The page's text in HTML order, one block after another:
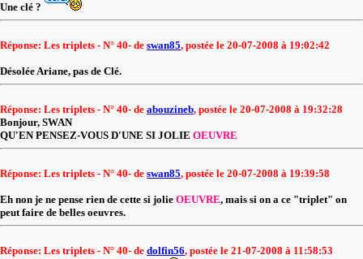
Une clé ?
Réponse: Les triplets - N° 40- de swan85, postée le 20-07-2008 à 19:02:42
Désolée Ariane, pas de Clé.
Réponse: Les triplets - N° 40- de abouzineb, postée le 20-07-2008 à 19:32:28
Bonjour, SWAN
QU'EN PENSEZ-VOUS D'UNE SI JOLIE OEUVRE
Réponse: Les triplets - N° 40- de swan85, postée le 20-07-2008 à 19:39:58
Eh non je ne pense rien de cette si jolie OEUVRE, mais si on a ce "triplet" on
peut faire de belles oeuvres.
Réponse: Les triplets - N° 40- de dolfin56, postée le 21-07-2008 à 11:58:53